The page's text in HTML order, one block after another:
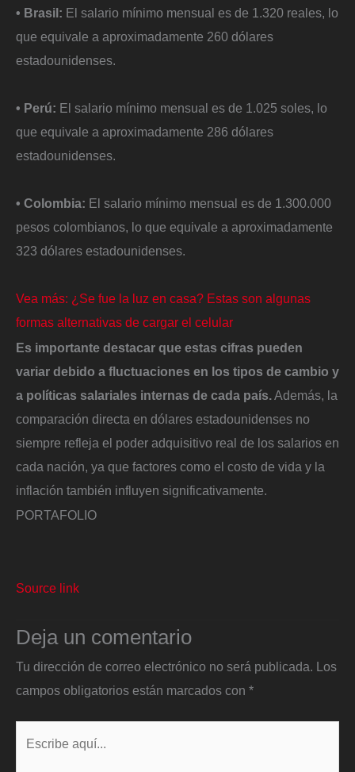
• Brasil: El salario mínimo mensual es de 1.320 reales, lo
que equivale a aproximadamente 260 dólares
estadounidenses. ​
• Perú: El salario mínimo mensual es de 1.025 soles, lo
que equivale a aproximadamente 286 dólares
estadounidenses. ​
• Colombia: El salario mínimo mensual es de 1.300.000
pesos colombianos, lo que equivale a aproximadamente
323 dólares estadounidenses. ​
Vea más: ¿Se fue la luz en casa? Estas son algunas
formas alternativas de cargar el celular
Es importante destacar que estas cifras pueden
variar debido a fluctuaciones en los tipos de cambio y
a políticas salariales internas de cada país.Además, la
comparación directa en dólares estadounidenses no
siempre refleja el poder adquisitivo real de los salarios en
cada nación, ya que factores como el costo de vida y la
inflación también influyen significativamente.
PORTAFOLIO
Source link
Deja un comentario
Tu dirección de correo electrónico no será publicada. Los
campos obligatorios están marcados con *